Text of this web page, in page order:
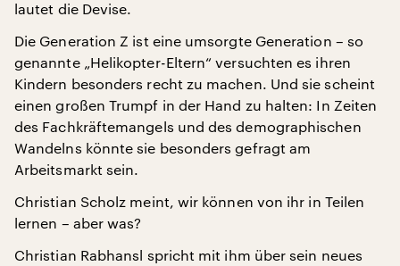
lautet die Devise.
Die Generation Z ist eine umsorgte Generation – so
genannte „Helikopter-Eltern“ versuchten es ihren
Kindern besonders recht zu machen. Und sie scheint
einen großen Trumpf in der Hand zu halten: In Zeiten
des Fachkräftemangels und des demographischen
Wandelns könnte sie besonders gefragt am
Arbeitsmarkt sein.
Christian Scholz meint, wir können von ihr in Teilen
lernen – aber was?
Christian Rabhansl spricht mit ihm über sein neues